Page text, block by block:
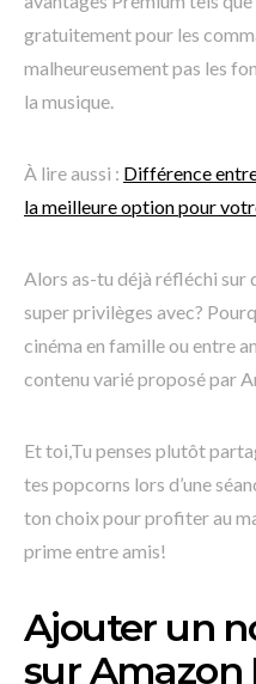
gratuitement pour les
malheureusement pas les
la musique.
À lire aussi : Différence
la meilleure option pour
Alors as-tu déjà réfléchi sur
super privilèges avec?
cinéma en famille ou entre
contenu varié proposé par
Et toi,Tu penses plutôt
tes popcorns lors d’une
ton choix pour profiter au
prime entre amis!
Ajouter un
sur Amazon